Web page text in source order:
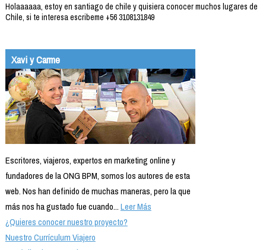
Holaaaaaa, estoy en santiago de chile y quisiera conocer muchos lugares de
Chile, si te interesa escribeme +56 3108131849
Xavi y Carme
Escritores, viajeros, expertos en marketing online y
fundadores de la ONG BPM, somos los autores de esta
web. Nos han definido de muchas maneras, pero la que
más nos ha gustado fue cuando...Leer Más
¿Quieres conocer nuestro proyecto?
Nuestro Currículum Viajero